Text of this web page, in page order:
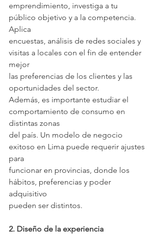
emprendimiento, investiga a tu
público objetivo y a la competencia.
Aplica
encuestas, análisis de redes sociales y
visitas a locales con el fin de entender
mejor
las preferencias de los clientes y las
oportunidades del sector.
Además, es importante estudiar el
comportamiento de consumo en
distintas zonas
del país. Un modelo de negocio
exitoso en Lima puede requerir ajustes
para
funcionar en provincias, donde los
hábitos, preferencias y poder
adquisitivo
pueden ser distintos.
2. Diseño de la experiencia